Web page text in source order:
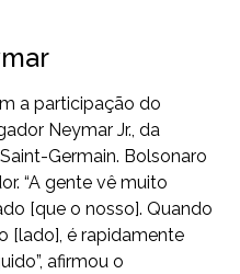
a participação do
Neymar Jr., da
Germain. Bolsonaro
“A gente vê muito
[que o nosso]. Quando
[lado], é rapidamente
afirmou o